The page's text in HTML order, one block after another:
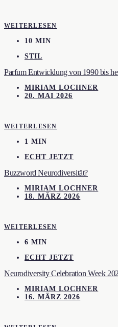
WEITERLESEN
10 MIN
STIL
Parfum Entwicklung von 1990 bis
MIRIAM LOCHNER
20. MAI 2026
WEITERLESEN
1 MIN
ECHT JETZT
Buzzword Neurodiversität?
MIRIAM LOCHNER
18. MÄRZ 2026
WEITERLESEN
6 MIN
ECHT JETZT
Neurodiversity Celebration Week
MIRIAM LOCHNER
16. MÄRZ 2026